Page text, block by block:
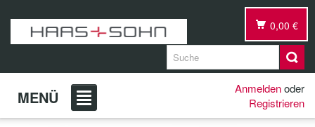
0,00 €
MENÜ Anmeldenoder
Registrieren